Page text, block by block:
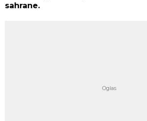
sahrane.